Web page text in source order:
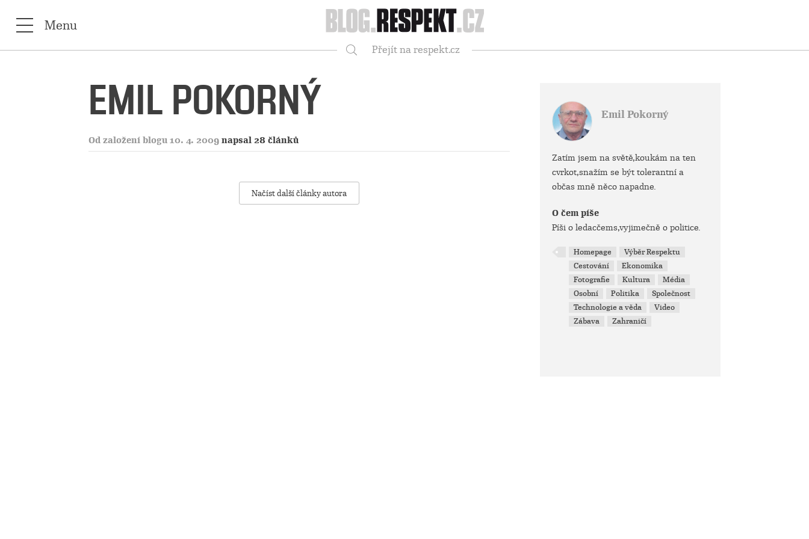
Respekt
Menu
Přejít na respekt.cz
EMIL POKORNÝ
Od založení blogu 10. 4. 2009 napsal 28 článků
Načíst další články autora
Emil Pokorný
Zatím jsem na světě,koukám na ten
cvrkot,snažím se být tolerantní a
občas mně něco napadne.
O čem píše
Píši o ledacčems,vyjimečně o politice.
Homepage
Výběr Respektu
Cestování
Ekonomika
Fotografie
Kultura
Média
Osobní
Politika
Společnost
Technologie a věda
Video
Zábava
Zahraničí